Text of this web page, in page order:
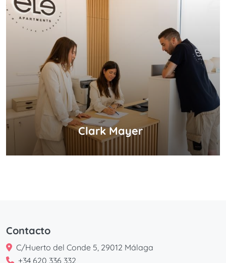
Clark Mayer
Contacto
C/Huerto del Conde 5, 29012 Málaga
+34 620 336 332